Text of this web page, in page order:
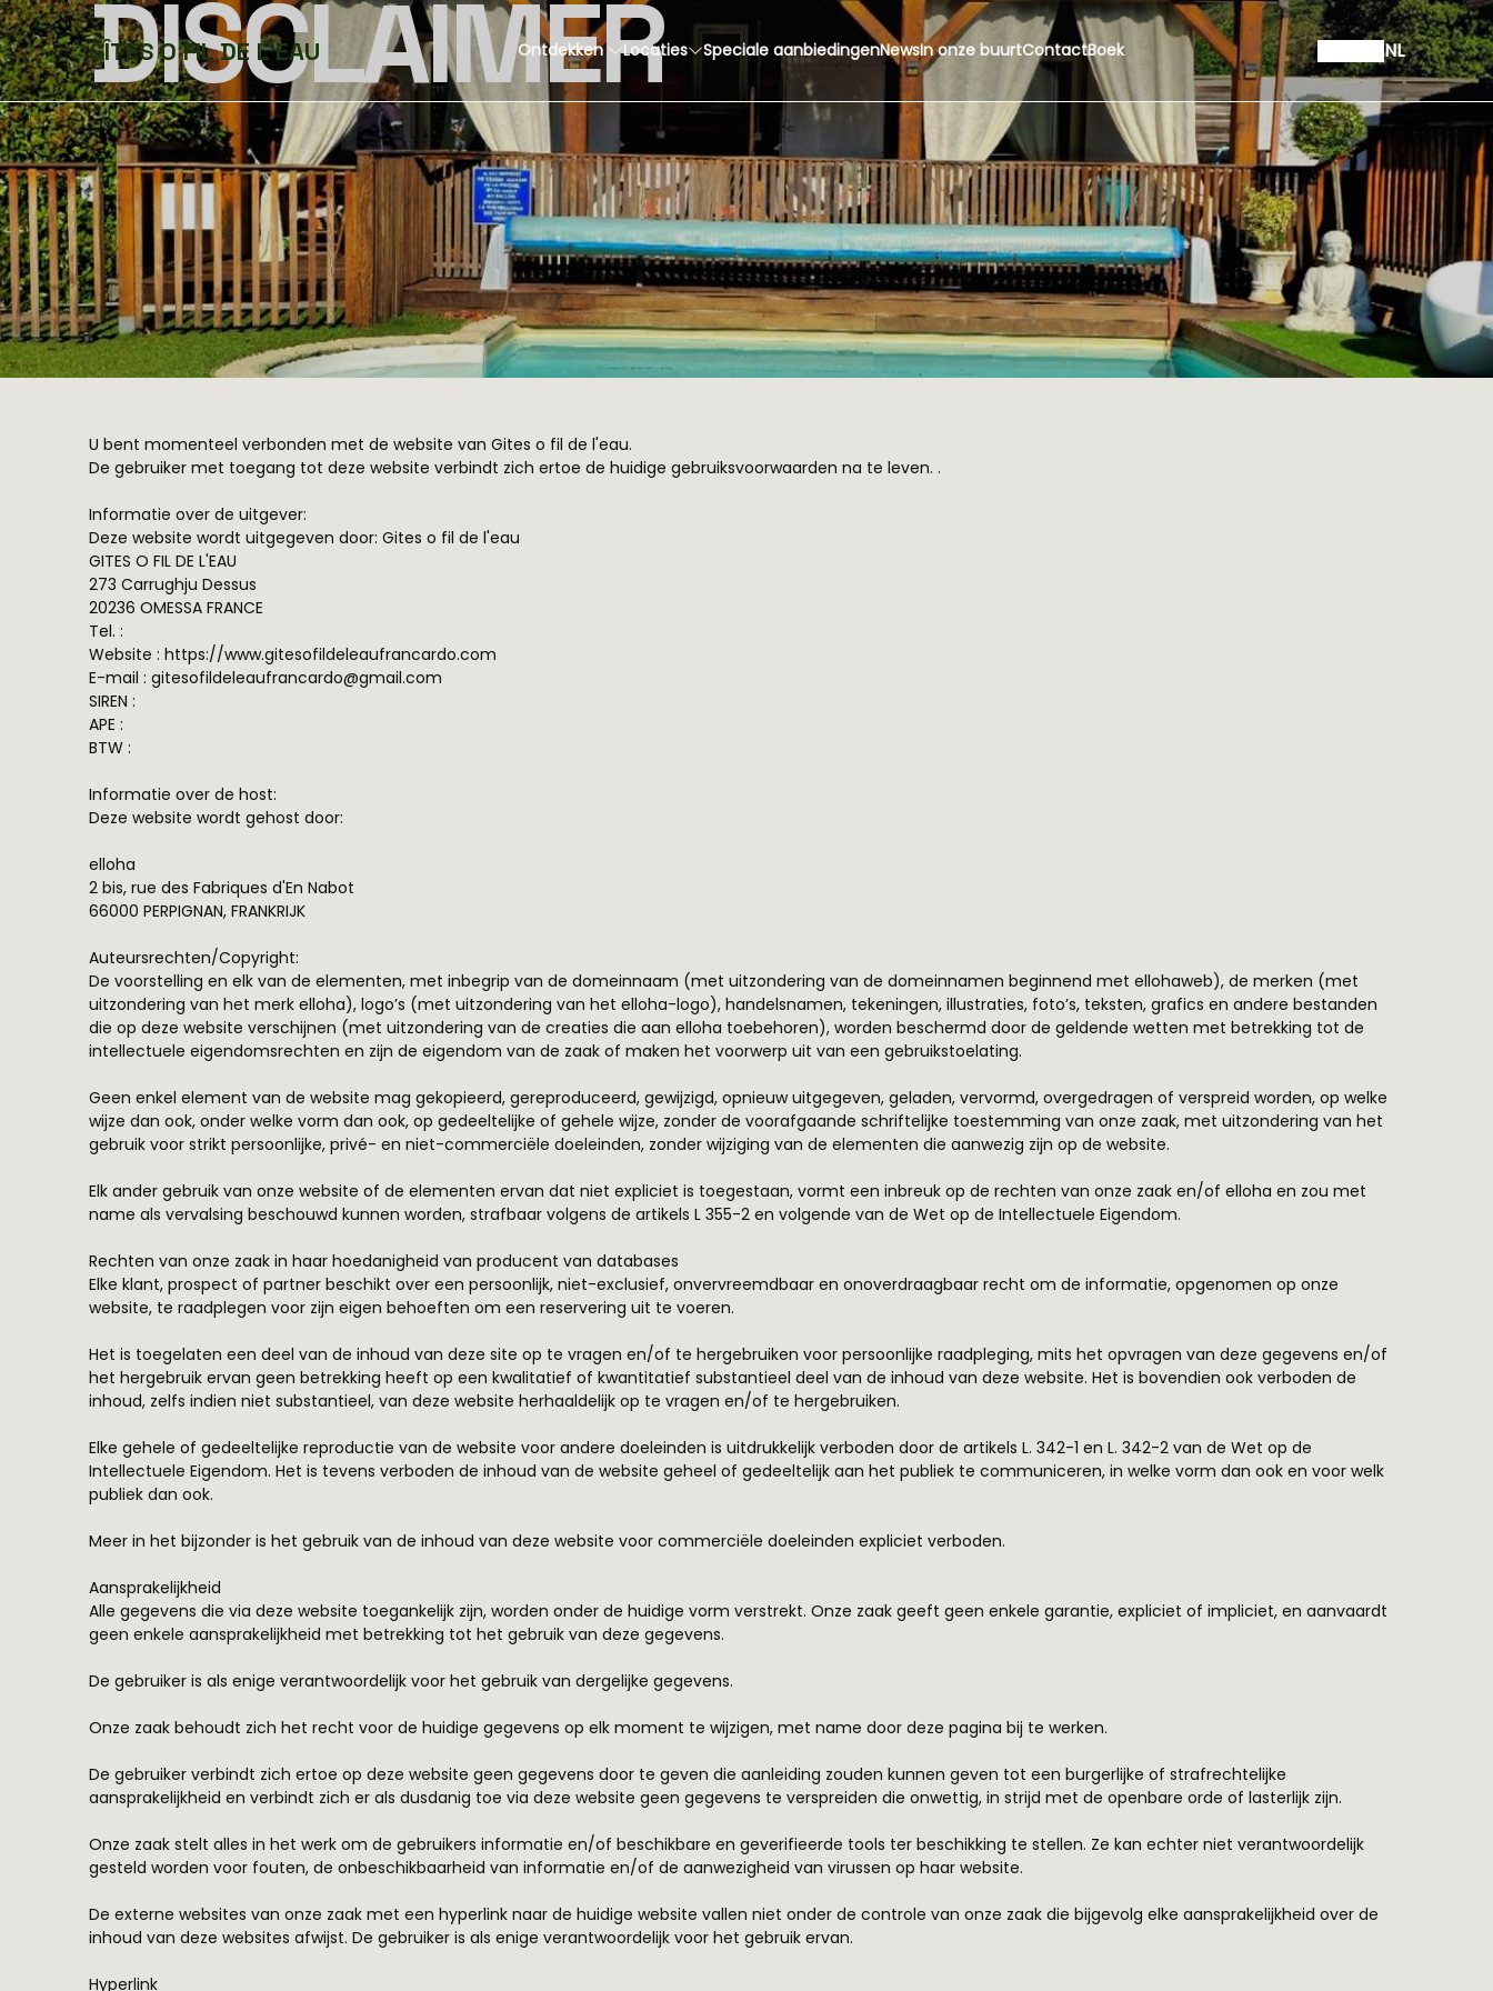
GÎTES O FIL DE L'EAU Ontdekken Locaties Speciale aanbiedingenNewsIn onze buurtContactBoek NL
DISCLAIMER
U bent momenteel verbonden met de website van Gites o fil de l'eau.
De gebruiker met toegang tot deze website verbindt zich ertoe de huidige gebruiksvoorwaarden na te leven. .
Informatie over de uitgever:
Deze website wordt uitgegeven door: Gites o fil de l'eau
GITES O FIL DE L'EAU
273 Carrughju Dessus
20236 OMESSA FRANCE
Tel. :
Website : https://www.gitesofildeleaufrancardo.com
E-mail : gitesofildeleaufrancardo@gmail.com
SIREN :
APE :
BTW :
Informatie over de host:
Deze website wordt gehost door:
elloha
2 bis, rue des Fabriques d'En Nabot
66000 PERPIGNAN, FRANKRIJK
Auteursrechten/Copyright:
De voorstelling en elk van de elementen, met inbegrip van de domeinnaam (met uitzondering van de domeinnamen beginnend met ellohaweb), de merken (met
uitzondering van het merk elloha), logo’s (met uitzondering van het elloha-logo), handelsnamen, tekeningen, illustraties, foto’s, teksten, grafics en andere bestanden
die op deze website verschijnen (met uitzondering van de creaties die aan elloha toebehoren), worden beschermd door de geldende wetten met betrekking tot de
intellectuele eigendomsrechten en zijn de eigendom van de zaak of maken het voorwerp uit van een gebruikstoelating.
Geen enkel element van de website mag gekopieerd, gereproduceerd, gewijzigd, opnieuw uitgegeven, geladen, vervormd, overgedragen of verspreid worden, op welke
wijze dan ook, onder welke vorm dan ook, op gedeeltelijke of gehele wijze, zonder de voorafgaande schriftelijke toestemming van onze zaak, met uitzondering van het
gebruik voor strikt persoonlijke, privé- en niet-commerciële doeleinden, zonder wijziging van de elementen die aanwezig zijn op de website.
Elk ander gebruik van onze website of de elementen ervan dat niet expliciet is toegestaan, vormt een inbreuk op de rechten van onze zaak en/of elloha en zou met
name als vervalsing beschouwd kunnen worden, strafbaar volgens de artikels L 355-2 en volgende van de Wet op de Intellectuele Eigendom.
Rechten van onze zaak in haar hoedanigheid van producent van databases
Elke klant, prospect of partner beschikt over een persoonlijk, niet-exclusief, onvervreemdbaar en onoverdraagbaar recht om de informatie, opgenomen op onze
website, te raadplegen voor zijn eigen behoeften om een reservering uit te voeren.
Het is toegelaten een deel van de inhoud van deze site op te vragen en/of te hergebruiken voor persoonlijke raadpleging, mits het opvragen van deze gegevens en/of
het hergebruik ervan geen betrekking heeft op een kwalitatief of kwantitatief substantieel deel van de inhoud van deze website. Het is bovendien ook verboden de
inhoud, zelfs indien niet substantieel, van deze website herhaaldelijk op te vragen en/of te hergebruiken.
Elke gehele of gedeeltelijke reproductie van de website voor andere doeleinden is uitdrukkelijk verboden door de artikels L. 342-1 en L. 342-2 van de Wet op de
Intellectuele Eigendom. Het is tevens verboden de inhoud van de website geheel of gedeeltelijk aan het publiek te communiceren, in welke vorm dan ook en voor welk
publiek dan ook.
Meer in het bijzonder is het gebruik van de inhoud van deze website voor commerciële doeleinden expliciet verboden.
Aansprakelijkheid
Alle gegevens die via deze website toegankelijk zijn, worden onder de huidige vorm verstrekt. Onze zaak geeft geen enkele garantie, expliciet of impliciet, en aanvaardt
geen enkele aansprakelijkheid met betrekking tot het gebruik van deze gegevens.
De gebruiker is als enige verantwoordelijk voor het gebruik van dergelijke gegevens.
Onze zaak behoudt zich het recht voor de huidige gegevens op elk moment te wijzigen, met name door deze pagina bij te werken.
De gebruiker verbindt zich ertoe op deze website geen gegevens door te geven die aanleiding zouden kunnen geven tot een burgerlijke of strafrechtelijke
aansprakelijkheid en verbindt zich er als dusdanig toe via deze website geen gegevens te verspreiden die onwettig, in strijd met de openbare orde of lasterlijk zijn.
Onze zaak stelt alles in het werk om de gebruikers informatie en/of beschikbare en geverifieerde tools ter beschikking te stellen. Ze kan echter niet verantwoordelijk
gesteld worden voor fouten, de onbeschikbaarheid van informatie en/of de aanwezigheid van virussen op haar website.
De externe websites van onze zaak met een hyperlink naar de huidige website vallen niet onder de controle van onze zaak die bijgevolg elke aansprakelijkheid over de
inhoud van deze websites afwijst. De gebruiker is als enige verantwoordelijk voor het gebruik ervan.
Hyperlink